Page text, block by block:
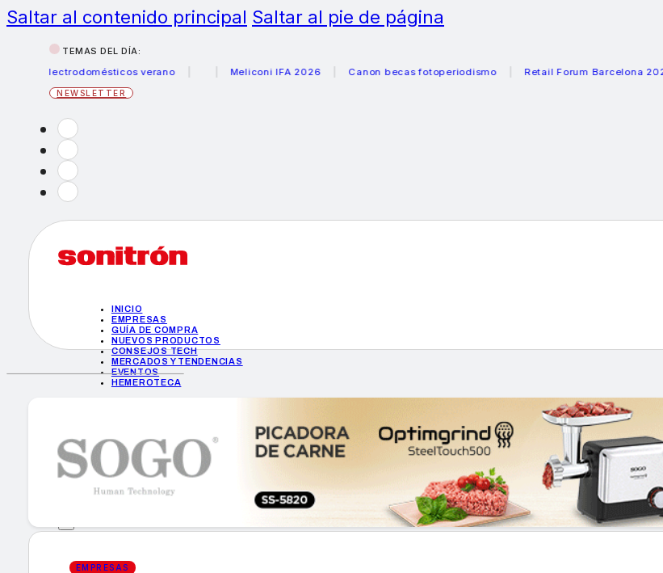
Saltar al contenido principal Saltar al pie de página
TEMAS DEL DÍA:
electrodomésticos verano
Meliconi IFA 2026 Canon becas fotoperiodismo Retail Forum Barcelona 2026
NEWSLETTER
INICIO
EMPRESAS
GUÍA DE COMPRA
NUEVOS PRODUCTOS
CONSEJOS TECH
MERCADOS Y TENDENCIAS
EVENTOS
HEMEROTECA
GUÍA DE COMPRA
NUEVOS PRODUCTOS
CONSEJOS TECH
MERCADOS Y TENDENCIAS
HEMEROTECA
EMPRESAS